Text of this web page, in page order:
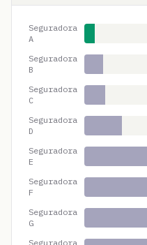
Seguradora
A
Seguradora
B
Seguradora
C
Seguradora
D
Seguradora
E
Seguradora
F
Seguradora
G
Seguradora